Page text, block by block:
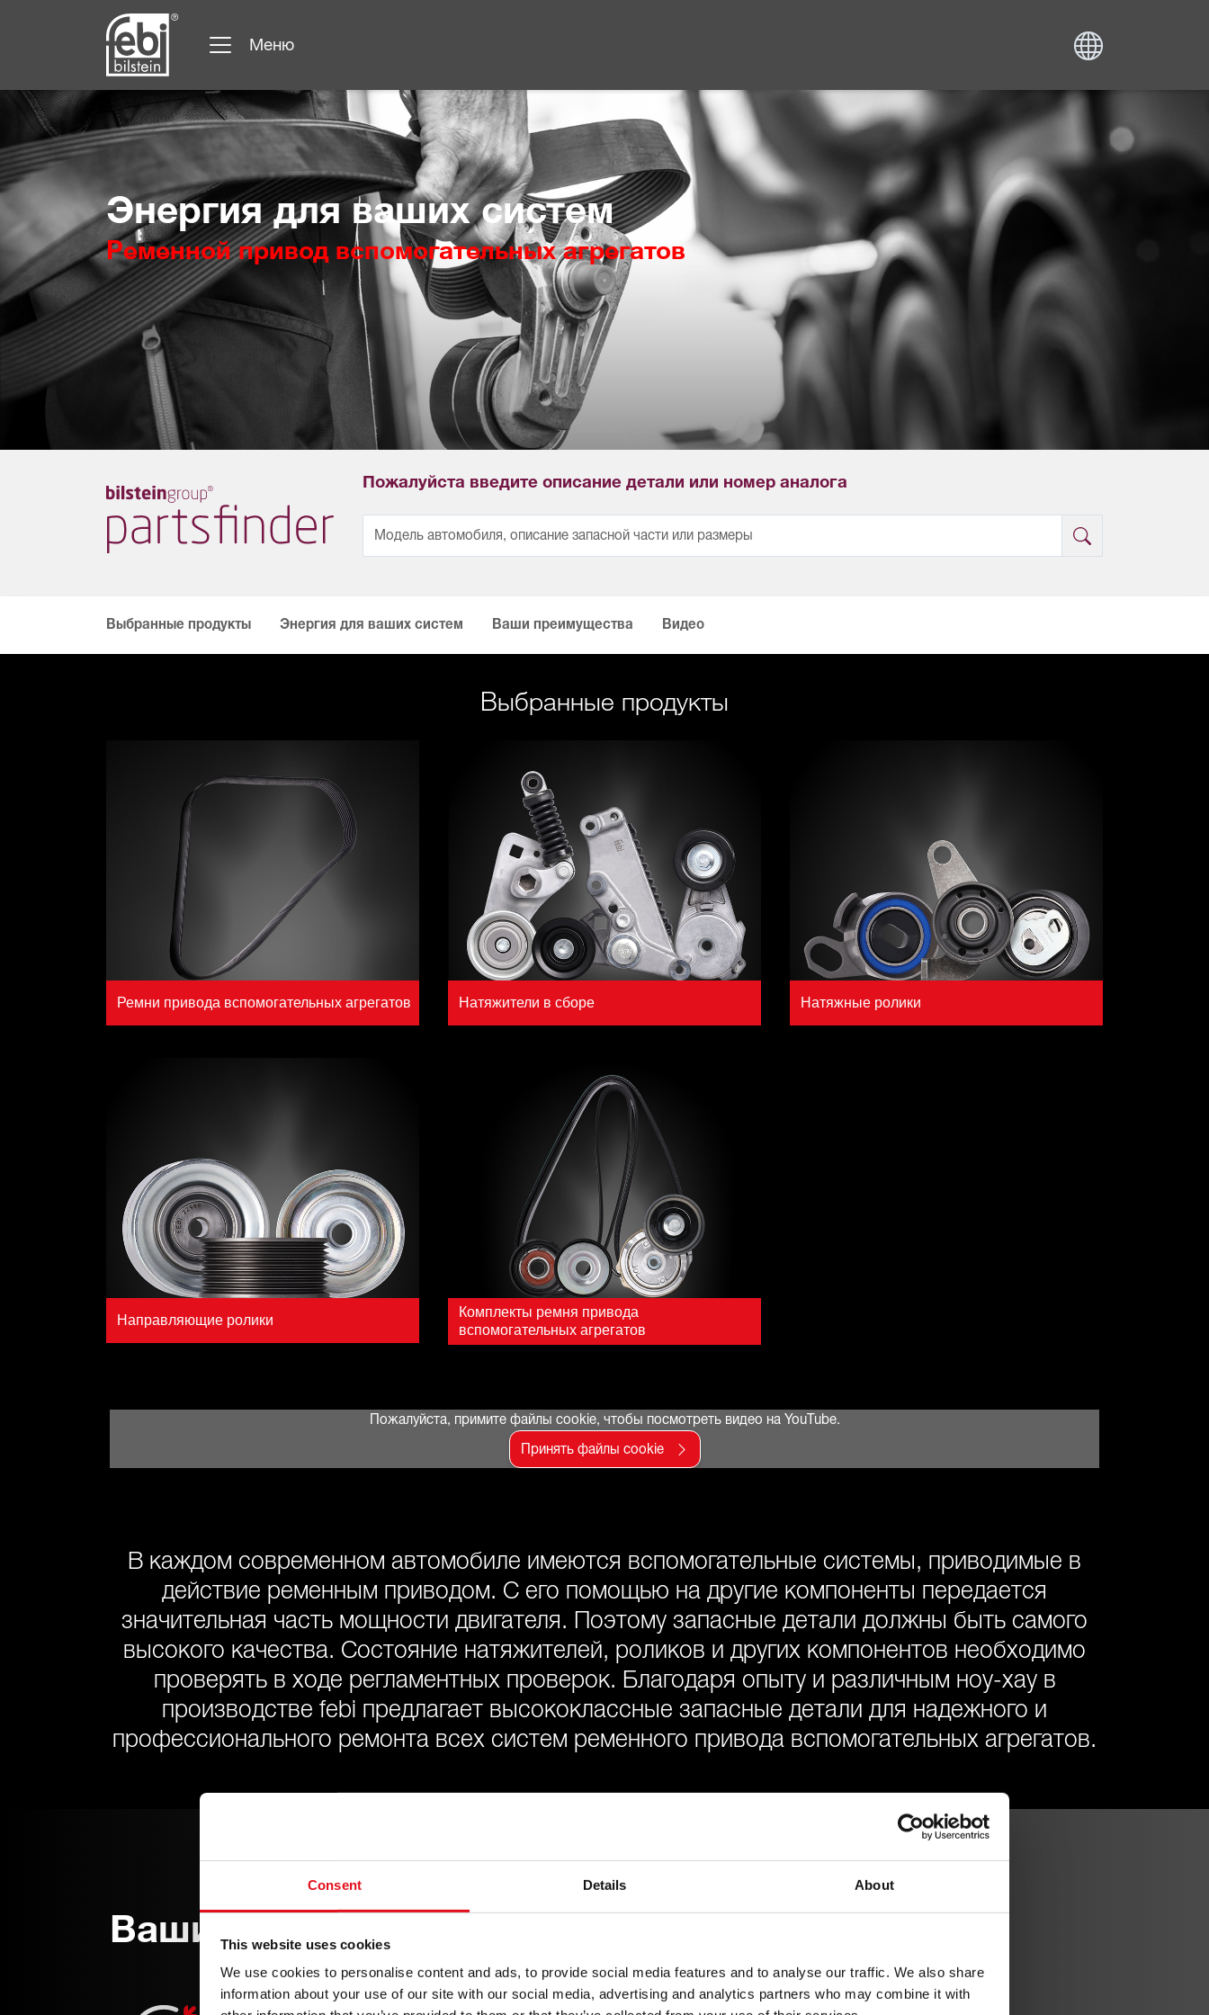
Consent Details About
This website uses cookies
We use cookies to personalise content and ads, to provide social media features and to analyse our traffic. We also share
information about your use of our site with our social media, advertising and analytics partners who may combine it with
Перейти к основному содержанию
Меню
Энергия для ваших систем
Ременной привод вспомогательных агрегатов
Пожалуйста введите описание детали или номер аналога
Выбранные продукты Энергия для ваших систем Ваши преимущества Видео
Выбранные продукты
Ремни привода вспомогательных агрегатов
Направляющие ролики
Натяжители в сборе
Комплекты ремня привода
вспомогательных агрегатов
Натяжные ролики
Пожалуйста, примите файлы cookie, чтобы посмотреть видео на YouTube.
Принять файлы cookie
В каждом современном автомобиле имеются вспомогательные системы, приводимые в
действие ременным приводом. С его помощью на другие компоненты передается
значительная часть мощности двигателя. Поэтому запасные детали должны быть самого
высокого качества. Состояние натяжителей, роликов и других компонентов необходимо
проверять в ходе регламентных проверок. Благодаря опыту и различным ноу-хау в
производстве febi предлагает высококлассные запасные детали для надежного и
профессионального ремонта всех систем ременного привода вспомогательных агрегатов.
Ваши преимущества
Обширный ассортимент Комплексные решения